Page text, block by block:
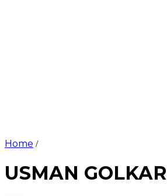
Home /
USMAN GOLKAR